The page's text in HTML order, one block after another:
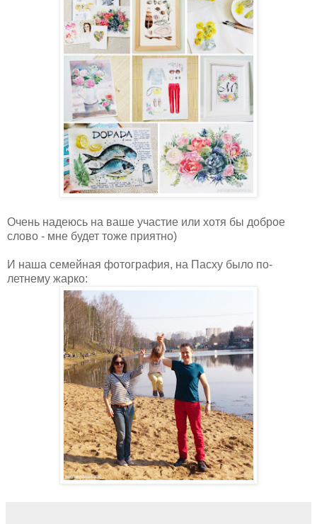
Очень надеюсь на ваше участие или хотя бы доброе
слово - мне будет тоже приятно)
И наша семейная фотография, на Пасху было по-
летнему жарко: